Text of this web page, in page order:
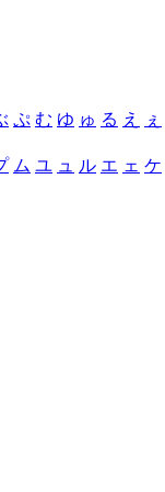
ぷ む ゆ ゅ る え ぇ
ム ユ ュ ル エ ェ ケ